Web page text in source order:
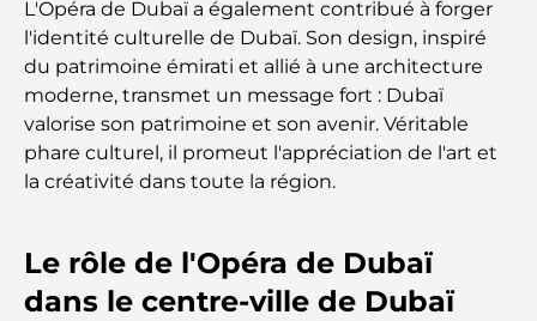
Les meilleures banques de Dubaï pour les
expatriés : un guide bancaire complet
Le pays le plus cher du monde : un classement
mondial des coûts
Les meilleurs restaurants de steak à Dubaï : un
A Brief Guide to Buying Property in Dubai (2025-
L'Opéra de Dubaï a également contribué à forger
l'identité culturelle de Dubaï. Son design, inspiré
du patrimoine émirati et allié à une architecture
moderne, transmet un message fort : Dubaï
valorise son patrimoine et son avenir. Véritable
phare culturel, il promeut l'appréciation de l'art et
la créativité dans toute la région.
Le rôle de l'Opéra de Dubaï
dans le centre-ville de Dubaï